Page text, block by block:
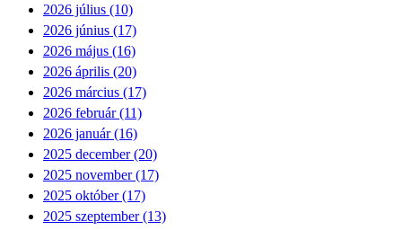
2026 július (10)
2026 június (17)
2026 május (16)
2026 április (20)
2026 március (17)
2026 február (11)
2026 január (16)
2025 december (20)
2025 november (17)
2025 október (17)
2025 szeptember (13)